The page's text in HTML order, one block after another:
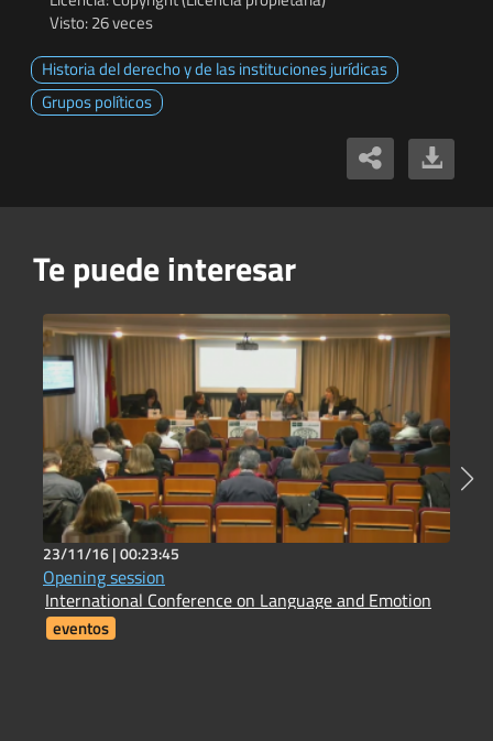
Visto: 26 veces
Historia del derecho y de las instituciones jurídicas
Grupos políticos
Te puede interesar
23/11/16 |00:23:45
Opening session
International Conference on Language and Emotion
eventos